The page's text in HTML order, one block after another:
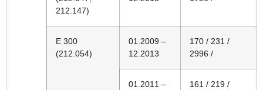
212.147)
E 300
(212.054)
01.2009 –
12.2013
170 / 231 /
2996 /
01.2011 –
161 / 219 /